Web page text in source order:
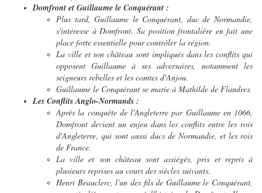
Domfront et Guillaume le Conquérant :
Plus tard, Guillaume le Conquérant, duc de Normandie,
s'intéresse à Domfront. Sa position frontalière en fait une
place forte essentielle pour contrôler la région.
La ville et son château sont impliqués dans les conflits qui
opposent Guillaume à ses adversaires, notamment les
seigneurs rebelles et les comtes d'Anjou.
Guillaume le Conquérant se marie à Mathilde de Flandres.
Les Conflits Anglo-Normands :
Après la conquête de l'Angleterre par Guillaume en 1066,
Domfront devient un enjeu dans les conflits entre les rois
d'Angleterre, qui sont aussi ducs de Normandie, et les rois
de France.
La ville et son château sont assiégés, pris et repris à
plusieurs reprises au cours des siècles suivants.
Henri Beauclerc, l'un des fils de Guillaume le Conquérant,